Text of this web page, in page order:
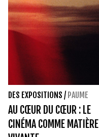
DES EXPOSITIONS / PAUME
AU CŒUR DU CŒUR : LE
CINÉMA COMME MATIÈRE